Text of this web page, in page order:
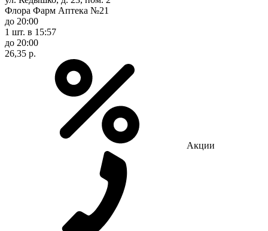
Флора Фарм Аптека №21
до 20:00
1 шт. в 15:57
до 20:00
26,35 р.
Акции